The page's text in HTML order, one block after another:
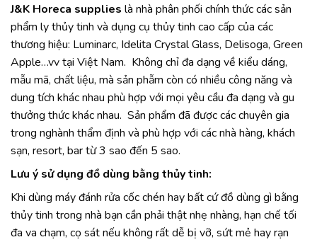
J&K Horeca supplies là nhà phân phối chính thức các sản
phẩm ly thủy tinh và dụng cụ thủy tinh cao cấp của các
thương hiệu: Luminarc, Idelita Crystal Glass, Delisoga, Green
Apple…vv tại Việt Nam. Không chỉ đa dạng về kiểu dáng,
mẫu mã, chất liệu, mà sản phẫm còn có nhiều công năng và
dung tích khác nhau phù hợp với mọi yêu cầu đa dạng và gu
thưởng thức khác nhau. Sản phẩm đã được các chuyên gia
trong nghành thẩm định và phù hợp với các nhà hàng, khách
sạn, resort, bar từ 3 sao đến 5 sao.
Lưu ý sử dụng đồ dùng bằng thủy tinh:
Khi dùng máy đánh rửa cốc chén hay bất cứ đồ dùng gì bằng
thủy tinh trong nhà bạn cần phải thật nhẹ nhàng, hạn chế tối
đa va chạm, cọ sát nếu không rất dễ bị vỡ, sứt mẻ hay rạn